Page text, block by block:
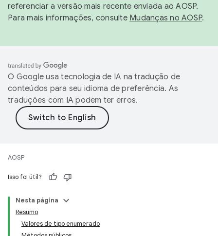
referenciar a versão mais recente enviada ao AOSP.
Para mais informações, consulte Mudanças no AOSP.
O Google usa tecnologia de IA na tradução de
conteúdos para seu idioma de preferência. As
traduções com IA podem ter erros.
AOSP
Isso foi útil?
Nesta página
Resumo
Valores de tipo enumerado